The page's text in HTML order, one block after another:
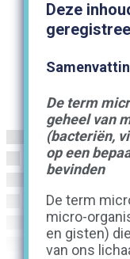
Deze
De term
geheel van
(bacteriën,
op een
bevinden
De term
micro-
en gisten)
van ons